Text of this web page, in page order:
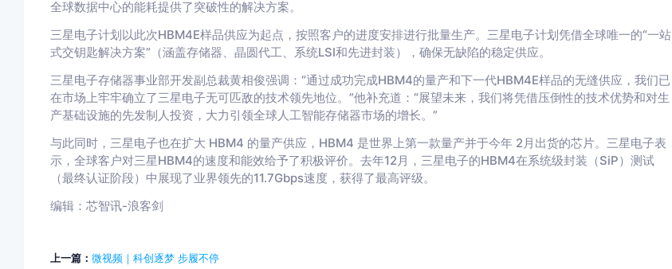
全球数据中心的能耗提供了突破性的解决方案。
三星电子计划以此次HBM4E样品供应为起点，按照客户的进度安排进行批量生产。三星电子计划凭借全球唯一的“一站
式交钥匙解决方案”（涵盖存储器、晶圆代工、系统LSI和先进封装），确保无缺陷的稳定供应。
三星电子存储器事业部开发副总裁黄相俊强调：“通过成功完成HBM4的量产和下一代HBM4E样品的无缝供应，我们已
在市场上牢牢确立了三星电子无可匹敌的技术领先地位。”他补充道：“展望未来，我们将凭借压倒性的技术优势和对生
产基础设施的先发制人投资，大力引领全球人工智能存储器市场的增长。”
与此同时，三星电子也在扩大 HBM4 的量产供应，HBM4 是世界上第一款量产并于今年 2月出货的芯片。三星电子表
示，全球客户对三星HBM4的速度和能效给予了积极评价。去年12月，三星电子的HBM4在系统级封装（SiP）测试
（最终认证阶段）中展现了业界领先的11.7Gbps速度，获得了最高评级。
编辑：芯智讯-浪客剑
上一篇： 微视频｜科创逐梦 步履不停